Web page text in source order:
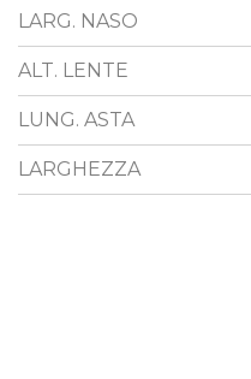
LARG. NASO
ALT. LENTE
LUNG. ASTA
LARGHEZZA